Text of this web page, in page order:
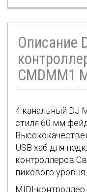
Описание
CMDMM1
4 канальный DJ
стиля 60 мм
USB хаб для
контроллеров
пикового уровня
MIDI-